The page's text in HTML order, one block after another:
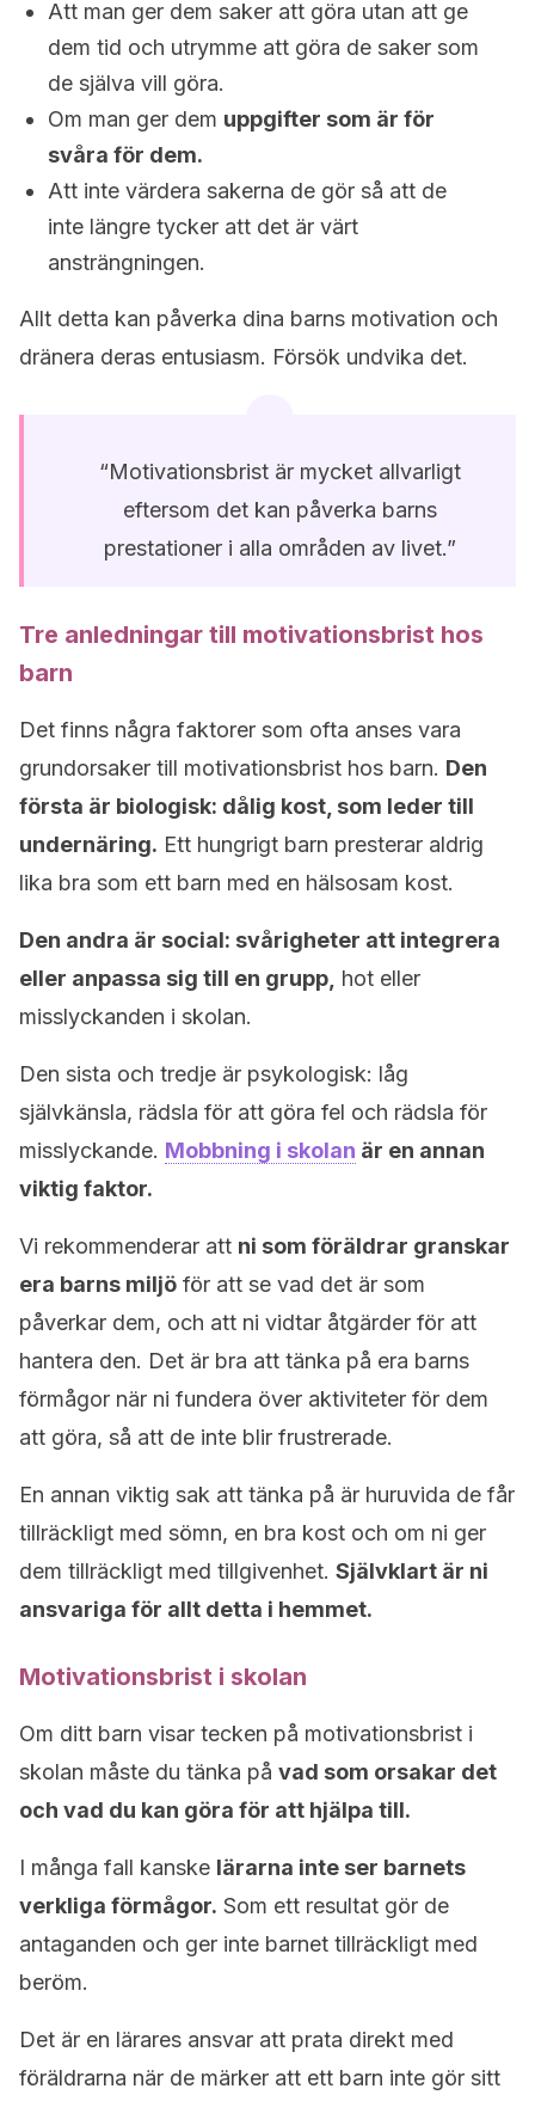
Att man ger dem saker att göra utan att ge
dem tid och utrymme att göra de saker som
de själva vill göra.
Om man ger dem uppgifter som är för
svåra för dem.
Att inte värdera sakerna de gör så att de
inte längre tycker att det är värt
ansträngningen.
Allt detta kan påverka dina barns motivation och
dränera deras entusiasm. Försök undvika det.
“Motivationsbrist är mycket allvarligt
eftersom det kan påverka barns
prestationer i alla områden av livet.”
Tre anledningar till motivationsbrist hos
barn
Det finns några faktorer som ofta anses vara
grundorsaker till motivationsbrist hos barn. Den
första är biologisk: dålig kost, som leder till
undernäring. Ett hungrigt barn presterar aldrig
lika bra som ett barn med en hälsosam kost.
Den andra är social: svårigheter att integrera
eller anpassa sig till en grupp, hot eller
misslyckanden i skolan.
Den sista och tredje är psykologisk: låg
självkänsla, rädsla för att göra fel och rädsla för
misslyckande. Mobbning i skolan är en annan
viktig faktor.
Vi rekommenderar att ni som föräldrar granskar
era barns miljö för att se vad det är som
påverkar dem, och att ni vidtar åtgärder för att
hantera den. Det är bra att tänka på era barns
förmågor när ni fundera över aktiviteter för dem
att göra, så att de inte blir frustrerade.
En annan viktig sak att tänka på är huruvida de får
tillräckligt med sömn, en bra kost och om ni ger
dem tillräckligt med tillgivenhet. Självklart är ni
ansvariga för allt detta i hemmet.
Motivationsbrist i skolan
Om ditt barn visar tecken på motivationsbrist i
skolan måste du tänka på vad som orsakar det
och vad du kan göra för att hjälpa till.
I många fall kanske lärarna inte ser barnets
verkliga förmågor. Som ett resultat gör de
antaganden och ger inte barnet tillräckligt med
beröm.
Det är en lärares ansvar att prata direkt med
föräldrarna när de märker att ett barn inte gör sitt